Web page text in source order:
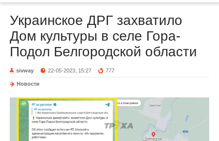
Украинское ДРГ захватило
Дом культуры в селе Гора-
Подол Белгородской области
sivway 22-05-2023, 15:27 777
Новости